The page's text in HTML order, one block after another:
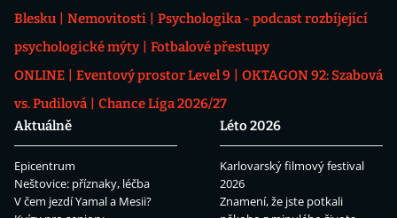
Blesku
Nemovitosti
Psychologika - podcast rozbíjející
psychologické mýty
Fotbalové přestupy
ONLINE
Eventový prostor Level 9
OKTAGON 92: Szabová
vs. Pudilová
Chance Liga 2026/27
Aktuálně
Epicentrum
Neštovice: příznaky, léčba
V čem jezdí Yamal a Mesii?
Léto 2026
Karlovarský filmový festival
2026
Znamení, že jste potkali